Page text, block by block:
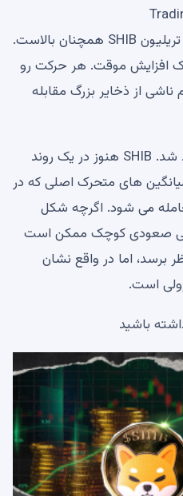
ذخایر ارز خارجی با بیش از 81 تریلیون SHIB همچنان بالاست.
افزایش موقت. هر حرکت رو
ناشی از ذخایر بزرگ مقابله
این ضعف با اقدام قیمت تایید شد. SHIB هنوز در یک روند
های متحرک اصلی که در
می شود. اگرچه شکل
صعودی کوچک ممکن است
برسد، اما در واقع نشان
است.
باشید